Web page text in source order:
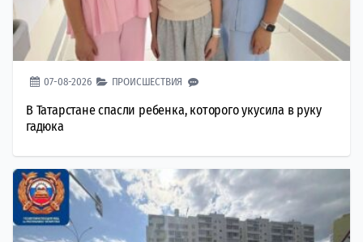
07-08-2026 ПРОИСШЕСТВИЯ
В Татарстане спасли ребенка, которого укусила в руку
гадюка